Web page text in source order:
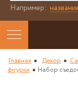
Например:
Главная Декор
фігурки
Набор